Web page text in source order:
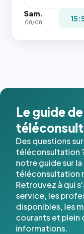
Sam.
08/08
Le guide
Des questions
téléconsultation
notre guide sur la
téléconsultation
Retrouvez à qui
service, les
disponibles, les
courants et plein
informations.